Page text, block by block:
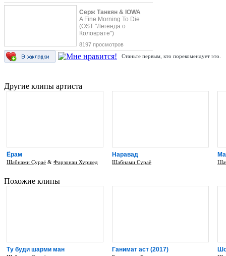
Серж Танкян & IOWA
A Fine Morning To Die
(OST "Легенда о
Коловрате")
8197 просмотров
Станьте первым, кто порекомендует это.
Другие клипы артиста
Ёрам
Шабнами Сураё & Фарзонаи Хуршед
Наравад
Шабнами Сураё
Похожие клипы
Ту буди шарми ман Ганимат аст (2017)